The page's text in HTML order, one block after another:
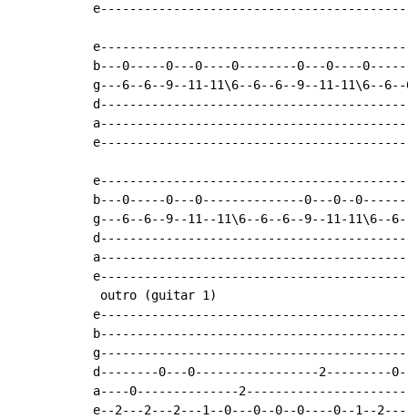
b---0-----0---0----0--------0---0----
g---6--6--9--11-11\6--6--6--9--11-11\6--
b---0-----0---0--------------0---0--
g---6--6--9--11--11\6--6--6--9--11-11\6--
outro (guitar 1)
d--------0---0-----------------2---------
a----0--------------
e--2---2---2---1--0---0--0--0----0--1--